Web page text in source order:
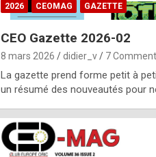
2026 CEOMAG GAZETTE
CEO Gazette 2026-02
8 mars 2026 didier_v 7
La gazette prend forme petit à
un résumé des nouveautés pour